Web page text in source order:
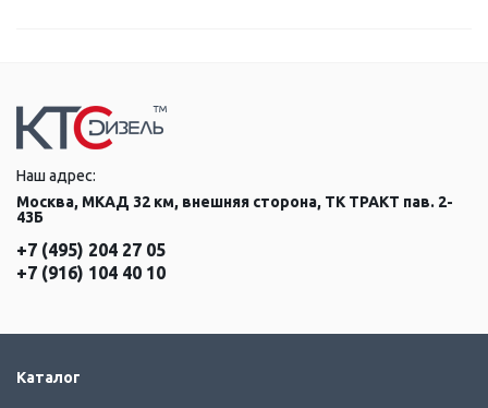
Наш адрес:
Москва, МКАД 32 км, внешняя сторона, ТК ТРАКТ пав. 2-
43Б
+7 (495) 204 27 05
+7 (916) 104 40 10
Каталог